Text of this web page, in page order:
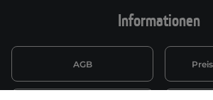
Informationen
AGB